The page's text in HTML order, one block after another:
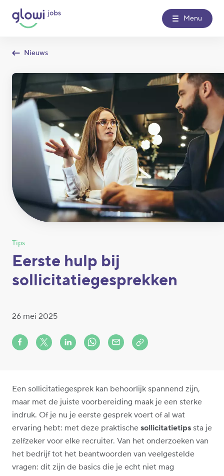
Menu
Glowi Glowi Jobs Het Poetsbureau
Kantoren
Nieuws
Tips
Eerste hulp bij
sollicitatiegesprekken
26 mei 2025
Share on Facebook
Share on X (formerly Twitter)
Share on LinkedIn
Share via Whatsapp
Share via MailCopy to clipboard
Een sollicitatiegesprek kan behoorlijk spannend zijn,
maar met de juiste voorbereiding maak je een sterke
indruk. Of je nu je eerste gesprek voert of al wat
ervaring hebt: met deze praktische sollicitatietips sta je
zelfzeker voor elke recruiter. Van het onderzoeken van
het bedrijf tot het beantwoorden van veelgestelde
vragen: dit zijn de basics die je echt niet mag